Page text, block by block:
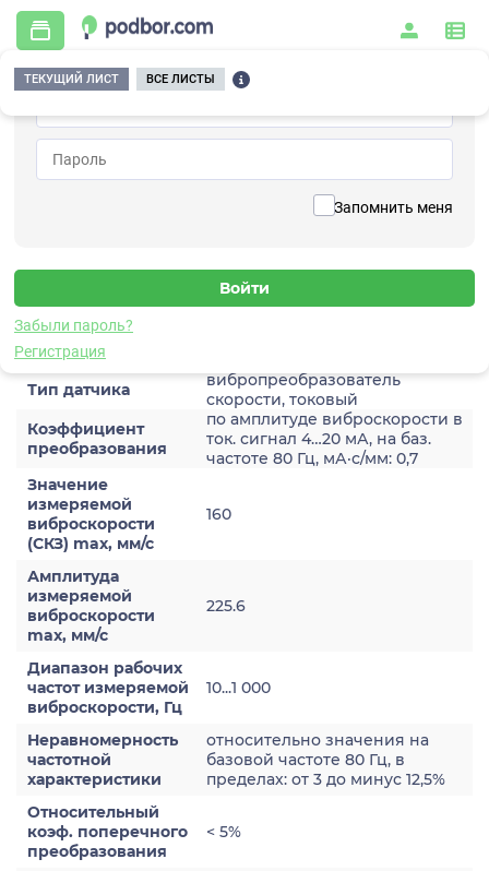
Запомнить меня
Забыли пароль?
Регистрация
ТЕКУЩИЙ ЛИСТ ВСЕ ЛИСТЫ
Главная / Контрольно-измерительные приборы и автоматика / Датчики /
Виброскорости / 2A203HM-160(T)
Датчик виброскороости
Характеристики
Тип датчика
вибропреобразователь
скорости, токовый
Коэффициент
преобразования
по амплитуде виброскорости в
ток. сигнал 4…20 мА, на баз.
частоте 80 Гц, мА·с/мм: 0,7
Значение
измеряемой
виброскорости
(СКЗ) max, мм/с
160
Амплитуда
измеряемой
виброскорости
max, мм/с
225.6
Диапазон рабочих
частот измеряемой
виброскорости, Гц
10...1 000
Неравномерность
частотной
характеристики
относительно значения на
базовой частоте 80 Гц, в
пределах: от 3 до минус 12,5%
Относительный
коэф. поперечного
преобразования
< 5%